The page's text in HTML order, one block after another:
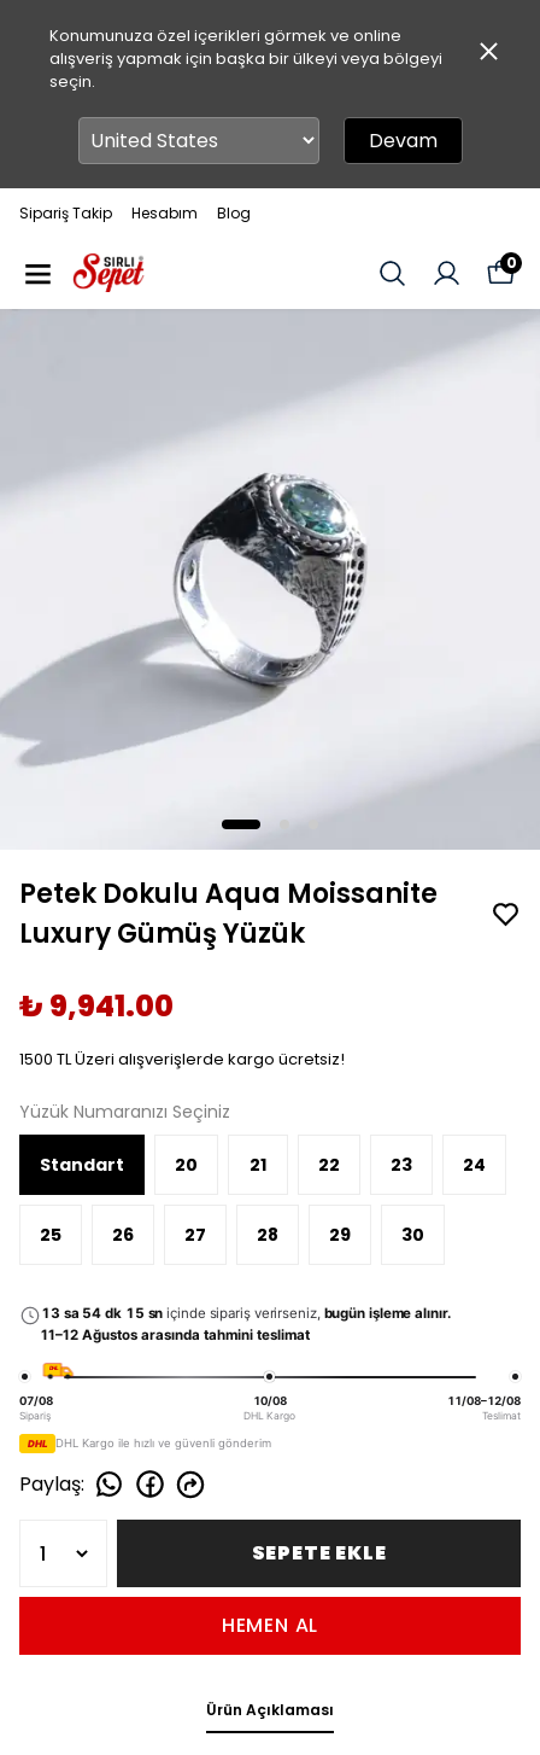
Konumunuza özel içerikleri görmek ve online
alışveriş yapmak için başka bir ülkeyi veya bölgeyi
seçin.
Devam
Sipariş Takip Hesabım Blog
0
Petek Dokulu Aqua Moissanite
Luxury Gümüş Yüzük
₺ 9,941.00
1500 TL Üzeri alışverişlerde kargo ücretsiz!
Yüzük Numaranızı Seçiniz
Standart 20 21 22 23 24
25 26 27 28 29 30
13 sa 54 dk 15 sn içinde sipariş verirseniz, bugün işleme alınır.
11–12 Ağustos arasında tahmini teslimat
DHL
07/08
Sipariş
10/08
DHL Kargo
11/08–12/08
Teslimat
DHL DHL Kargo ile hızlı ve güvenli gönderim
Paylaş:
SEPETE EKLE
HEMEN AL
Ürün Açıklaması